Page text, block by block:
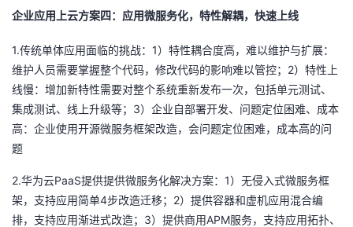
企业应用上云方案四：应用微服务化，特性解耦，快速上线
1.传统单体应用面临的挑战： 1 ）特性耦合度高，难以维护与扩展：
维护人员需要掌握整个代码，修改代码的影响难以管控； 2）特性上
线慢：增加新特性需要对整个系统重新发布一次，包括单元测试、
集成测试、线上升级等； 3）企业自部署开发、问题定位困难、成本
高：企业使用开源微服务框架改造，会问题定位困难，成本高的问
题
2.华为云PaaS提供提供微服务化解决方案： 1 ）无侵入式微服务框
架，支持应用简单4步改造迁移； 2）提供容器和虚机应用混合编
排，支持应用渐进式改造； 3）提供商用APM服务，支持应用拓扑、